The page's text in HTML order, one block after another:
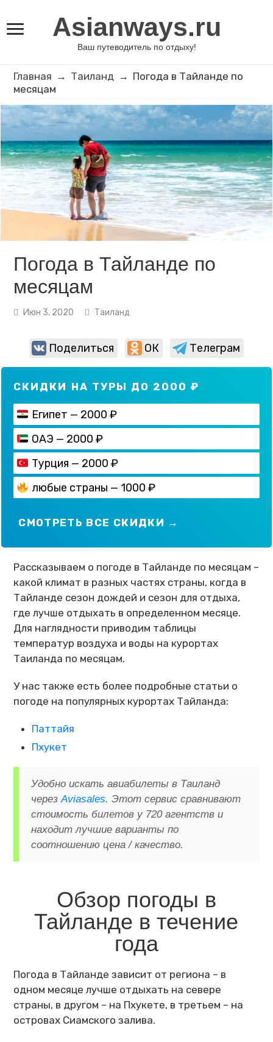
Asianways.ru
Ваш путеводитель по отдыху!
Главная → Таиланд → Погода в Тайланде по
месяцам
Погода в Тайланде по
месяцам
Июн 3, 2020 Таиланд
Поделиться ОК Телеграм
СКИДКИ НА ТУРЫ ДО 2000 ₽
Египет — 2000 ₽
ОАЭ — 2000 ₽
Турция — 2000 ₽
любые страны — 1000 ₽
СМОТРЕТЬ ВСЕ СКИДКИ →
Рассказываем о погоде в Тайланде по месяцам –
какой климат в разных частях страны, когда в
Тайланде сезон дождей и сезон для отдыха,
где лучше отдыхать в определенном месяце.
Для наглядности приводим таблицы
температур воздуха и воды на курортах
Таиланда по месяцам.
У нас также есть более подробные статьи о
погоде на популярных курортах Тайланда:
Паттайя
Пхукет
Удобно искать авиабилеты в Таиланд
черезAviasales. Этот сервис сравнивают
стоимость билетов у 720 агентств и
находит лучшие варианты по
соотношению цена / качество.
Обзор погоды в
Тайланде в течение
года
Погода в Тайланде зависит от региона – в
одном месяце лучше отдыхать на севере
страны, в другом – на Пхукете, в третьем – на
островах Сиамского залива.